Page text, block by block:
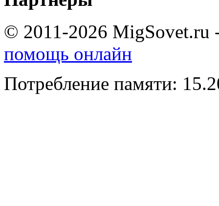
© 2011-2026 MigSovet.ru
помощь онлайн
Потребление памяти: